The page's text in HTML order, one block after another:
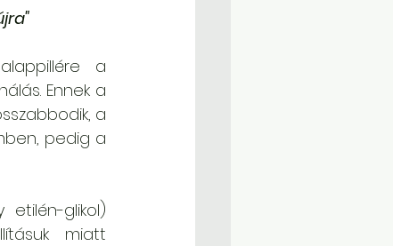
a
Ennek a
a
pedig a
glikol)
miatt